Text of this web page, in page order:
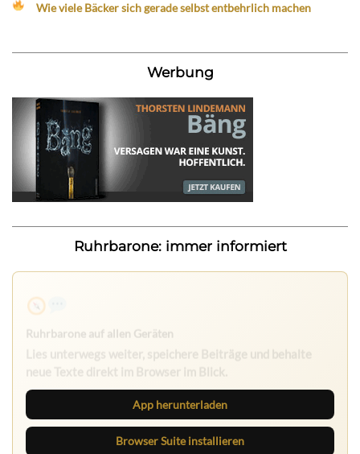
Wie viele Bäcker sich gerade selbst entbehrlich machen
Werbung
Ruhrbarone: immer informiert
Ruhrbarone auf allen Geräten
Lies unterwegs weiter, speichere Beiträge und behalte
neue Texte direkt im Browser im Blick.
App herunterladen
Browser Suite installieren